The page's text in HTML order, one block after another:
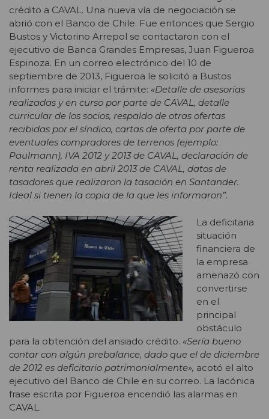
crédito a CAVAL. Una nueva vía de negociación se
abrió con el Banco de Chile. Fue entonces que Sergio
Bustos y Victorino Arrepol se contactaron con el
ejecutivo de Banca Grandes Empresas, Juan Figueroa
Espinoza. En un correo electrónico del 10 de
septiembre de 2013, Figueroa le solicitó a Bustos
informes para iniciar el trámite: «Detalle de asesorías
realizadas y en curso por parte de CAVAL, detalle
curricular de los socios, respaldo de otras ofertas
recibidas por el síndico, cartas de oferta por parte de
eventuales compradores de terrenos (ejemplo:
Paulmann), IVA 2012 y 2013 de CAVAL, declaración de
renta realizada en abril 2013 de CAVAL, datos de
tasadores que realizaron la tasación en Santander.
Ideal si tienen la copia de la que les informaron”.
La deficitaria
situación
financiera de
la empresa
amenazó con
convertirse
en el
principal
obstáculo
para la obtención del ansiado crédito. «Sería bueno
contar con algún prebalance, dado que el de diciembre
de 2012 es deficitario patrimonialmente», acotó el alto
ejecutivo del Banco de Chile en su correo. La lacónica
frase escrita por Figueroa encendió las alarmas en
CAVAL.